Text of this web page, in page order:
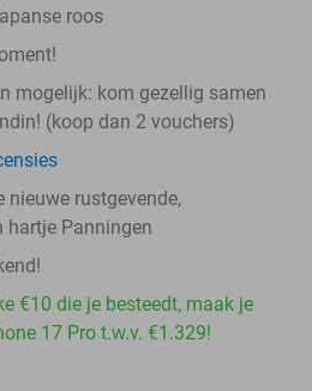
roos
mogelijk: kom gezellig samen
(koop dan 2 vouchers)
nieuwe rustgevende,
hartje Panningen
€10 die je besteedt, maak je
17 Pro t.w.v. €1.329!